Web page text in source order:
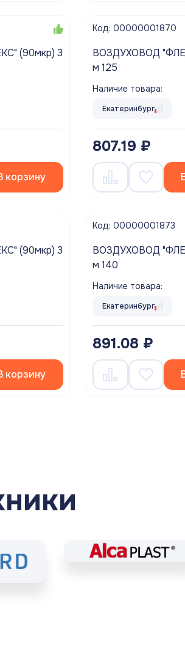
корзину
Код: 00000001870
ВОЗДУХОВОД "ФЛЕКС" (90мкр) 3
м 125
Наличие товара:
Екатеринбург
807.19 ₽
корзину
Код: 00000001873
ВОЗДУХОВОД "ФЛЕКС" (90мкр) 3
м 140
Наличие товара:
Екатеринбург
891.08 ₽